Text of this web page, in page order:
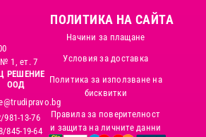
1, ет. 7
РЕШЕНИЕ
ООД
981-13-76
845-19-64
ПОЛИТИКА НА САЙТА
Начини за плащане
Условия за доставка
Политика за използване на
бисквитки
Правила за поверителност
и защита на личните данни